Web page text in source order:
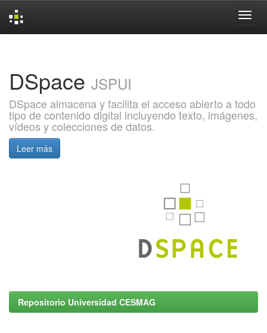
DSpace JSPUI
DSpace almacena y facilita el acceso abierto a todo
tipo de contenido digital incluyendo texto, imágenes,
vídeos y colecciones de datos.
Leer más
Repositorio Universidad CESMAG